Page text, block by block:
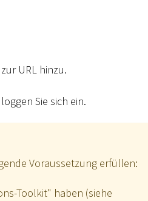
zur URL hinzu.
Sie sich ein.
Voraussetzung erfüllen:
Toolkit" haben (siehe